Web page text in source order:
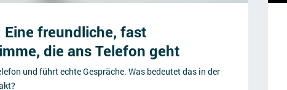
Eine freundliche, fast
die ans Telefon geht
und führt echte Gespräche. Was bedeutet das in der